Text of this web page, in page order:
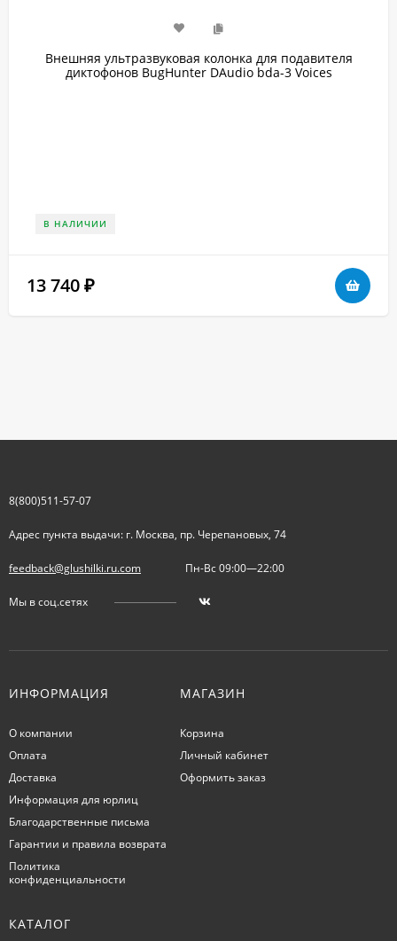
Внешняя ультразвуковая колонка для подавителя
диктофонов BugHunter DAudio bda-3 Voices
В НАЛИЧИИ
13 740 ₽
8(800)511-57-07
Адрес пункта выдачи: г. Москва, пр. Черепановых, 74
feedback@glushilki.ru.com Пн-Вс 09:00—22:00
Мы в соц.сетях
ИНФОРМАЦИЯ
О компании
Оплата
Доставка
Информация для юрлиц
Благодарственные письма
Гарантии и правила возврата
Политика
конфиденциальности
МАГАЗИН
Корзина
Личный кабинет
Оформить заказ
КАТАЛОГ